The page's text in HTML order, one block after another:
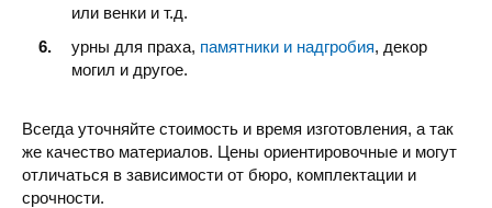
или венки и т.д.
урны для праха, памятники и надгробия, декор
могил и другое.
Всегда уточняйте стоимость и время изготовления, а так
же качество материалов. Цены ориентировочные и могут
отличаться в зависимости от бюро, комплектации и
срочности.